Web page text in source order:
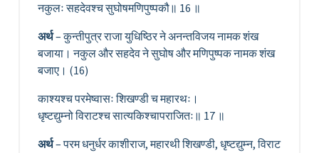
नकुलः सहदेवश्च सुघोषमणिपुष्पकौ॥ 16 ॥
अर्थ– कुन्तीपुत्र राजा युधिष्ठिर ने अनन्तविजय नामक शंख
बजाया। नकुल और सहदेव ने सुघोष और मणिपुष्पक नामक शंख
बजाए। (16)
काश्यश्च परमेष्वासः शिखण्डी च महारथः।
धृष्टद्युम्नो विराटश्च सात्यकिश्चापराजितः॥ 17 ॥
अर्थ– परम धनुर्धर काशीराज, महारथी शिखण्डी, धृष्टद्युम्न, विराट